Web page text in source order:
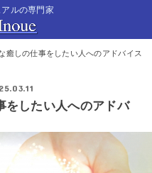
ルの専門家
癒しの仕事をしたい人へのアドバイス
をしたい人へのアドバ